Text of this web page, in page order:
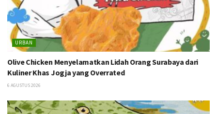
URBAN
Olive Chicken Menyelamatkan Lidah Orang Surabaya dari
Kuliner Khas Jogja yang Overrated
6 AGUSTUS 2026